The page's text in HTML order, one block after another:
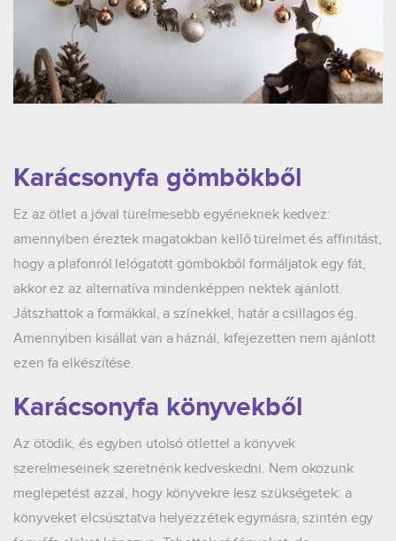
Karácsonyfa gömbökből
Ez az ötlet a jóval türelmesebb egyéneknek kedvez:
amennyiben éreztek magatokban kellő türelmet és affinitást,
hogy a plafonról lelógatott gömbökből formáljatok egy fát,
akkor ez az alternatíva mindenképpen nektek ajánlott.
Játszhattok a formákkal, a színekkel, határ a csillagos ég.
Amennyiben kisállat van a háznál, kifejezetten nem ajánlott
ezen fa elkészítése.
Karácsonyfa könyvekből
Az ötödik, és egyben utolsó ötlettel a könyvek
szerelmeseinek szeretnénk kedveskedni. Nem okozunk
meglepetést azzal, hogy könyvekre lesz szükségetek: a
könyveket elcsúsztatva helyezzétek egymásra, szintén egy